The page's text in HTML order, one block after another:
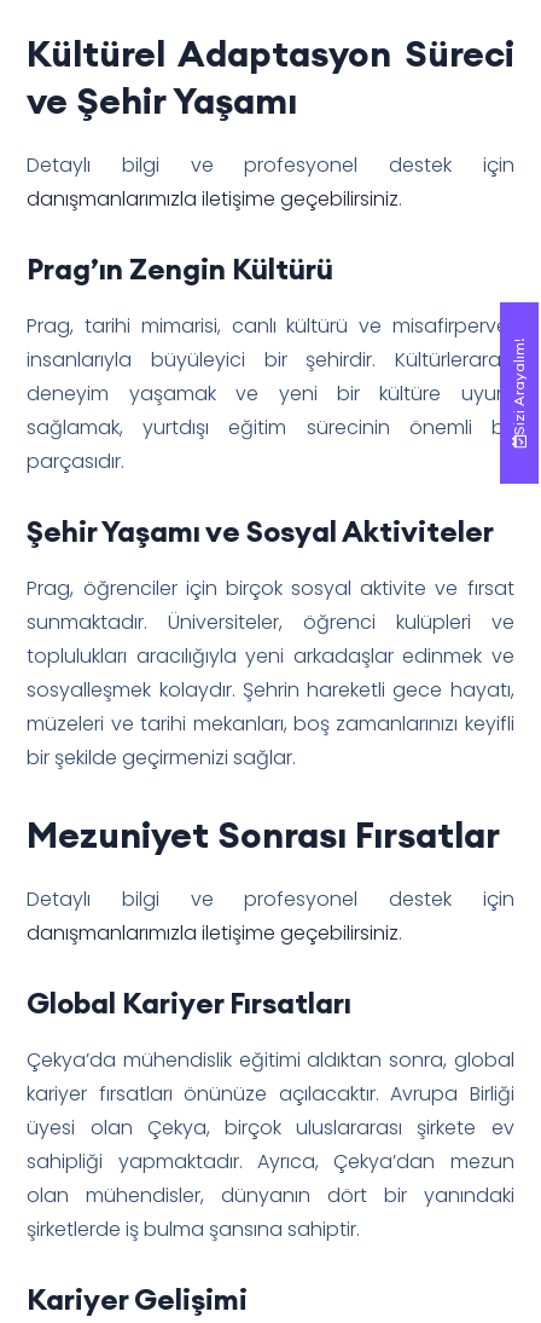
Kültürel Adaptasyon Süreci
ve Şehir Yaşamı
Detaylı bilgi ve profesyonel destek için
danışmanlarımızla iletişime geçebilirsiniz.
Prag’ın Zengin Kültürü
Prag, tarihi mimarisi, canlı kültürü ve misafirperver
insanlarıyla büyüleyici bir şehirdir. Kültürlerarası
deneyim yaşamak ve yeni bir kültüre uyum
sağlamak, yurtdışı eğitim sürecinin önemli bir
parçasıdır.
Şehir Yaşamı ve Sosyal Aktiviteler
Prag, öğrenciler için birçok sosyal aktivite ve fırsat
sunmaktadır. Üniversiteler, öğrenci kulüpleri ve
toplulukları aracılığıyla yeni arkadaşlar edinmek ve
sosyalleşmek kolaydır. Şehrin hareketli gece hayatı,
müzeleri ve tarihi mekanları, boş zamanlarınızı keyifli
bir şekilde geçirmenizi sağlar.
Mezuniyet Sonrası Fırsatlar
Detaylı bilgi ve profesyonel destek için
danışmanlarımızla iletişime geçebilirsiniz.
Global Kariyer Fırsatları
Çekya’da mühendislik eğitimi aldıktan sonra, global
kariyer fırsatları önünüze açılacaktır. Avrupa Birliği
üyesi olan Çekya, birçok uluslararası şirkete ev
sahipliği yapmaktadır. Ayrıca, Çekya’dan mezun
olan mühendisler, dünyanın dört bir yanındaki
şirketlerde iş bulma şansına sahiptir.
Kariyer Gelişimi
Sizi Arayalım!
Sizi Arayalım!